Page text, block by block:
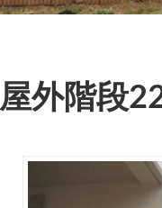
屋外階段